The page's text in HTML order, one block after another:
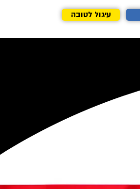
עיגול לטובה